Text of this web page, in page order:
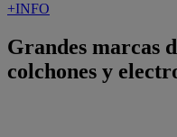
+INFO
Grandes marcas
colchones y